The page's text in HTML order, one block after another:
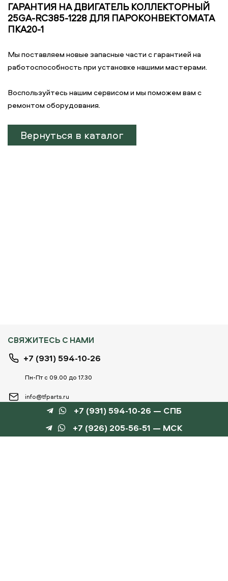
ГАРАНТИЯ НА ДВИГАТЕЛЬ КОЛЛЕКТОРНЫЙ
25GA-RC385-1228 ДЛЯ ПАРОКОНВЕКТОМАТА
ПКА20-1
Мы поставляем новые запасные части с гарантией на
работоспособность при установке нашими мастерами.
Воспользуйтесь нашим сервисом и мы поможем вам с
ремонтом оборудования.
Вернуться в каталог
СВЯЖИТЕСЬ С НАМИ
+7 (931) 594-10-26
Пн-Пт с 09.00 до 17.30
info@tfparts.ru
ТЕХНОБОКС
+7 (931) 594-10-26 — СПБ
+7 (926) 205-56-51 — МСК